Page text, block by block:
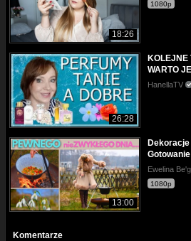
18:26
1080p
26:28
KOLEJNE
WARTO
HanellaTV
13:00
Dekoracje
Ewelina
1080p
Komentarze